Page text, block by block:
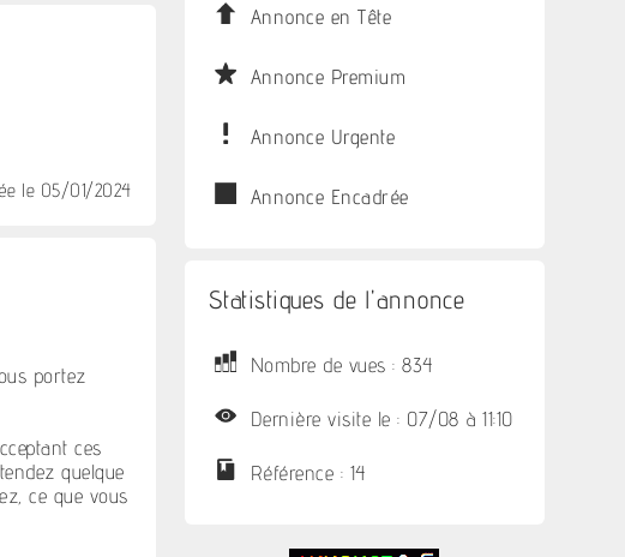
le 05/01/2024
portez
ces
quelque
ce que vous
Annonce en Tête
Annonce Premium
Annonce Urgente
Annonce Encadrée
Statistiques de l'annonce
Nombre de vues : 834
Dernière visite le : 07/08 à 11:10
Référence : 14